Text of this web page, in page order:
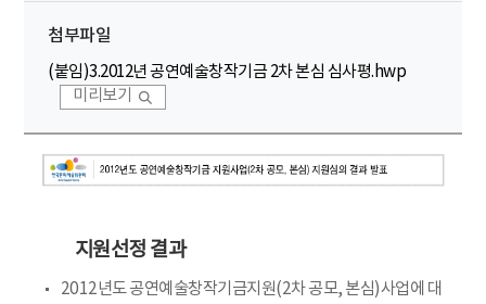
첨부파일
(붙임)3.2012년 공연예술창작기금 2차 본심 심사평.hwp
미리보기
지원선정 결과
2012년도 공연예술창작기금지원(2차 공모, 본심)사업에 대